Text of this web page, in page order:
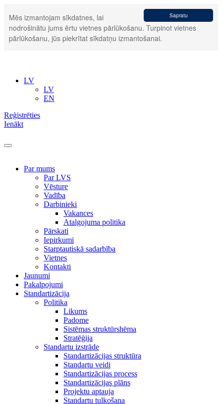
Sapratu
Mēs izmantojam sīkdatnes, lai
nodrošinātu jums ērtu vietnes pārlūkošanu. Turpinot vietnes
pārlūkošanu, jūs piekrītat sīkdatņu izmantošanai.
LV
LV
EN
Reģistrēties
Ienākt
Par mums
Par LVS
Vēsture
Vadība
Darbinieki
Vakances
Atalgojuma politika
Pārskati
Iepirkumi
Starptautiskā sadarbība
Vietnes
Kontakti
Jaunumi
Pakalpojumi
Standartizācija
Politika
Likums
Padome
Sistēmas struktūrshēma
Stratēģija
Standartu izstrāde
Standartizācijas struktūra
Standartu veidi
Standartizācijas process
Standartizācijas plāns
Projektu aptauja
Standartu tulkošana